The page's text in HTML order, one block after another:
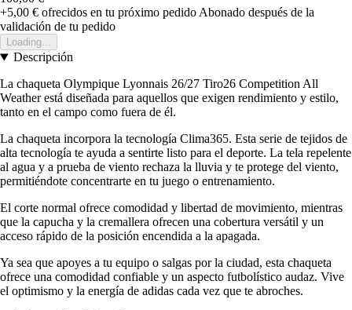
+5,00 € ofrecidos en tu próximo pedido Abonado después de la
validación de tu pedido
Loading...
Descripción
La chaqueta Olympique Lyonnais 26/27 Tiro26 Competition All
Weather está diseñada para aquellos que exigen rendimiento y estilo,
tanto en el campo como fuera de él.
La chaqueta incorpora la tecnología Clima365. Esta serie de tejidos de
alta tecnología te ayuda a sentirte listo para el deporte. La tela repelente
al agua y a prueba de viento rechaza la lluvia y te protege del viento,
permitiéndote concentrarte en tu juego o entrenamiento.
El corte normal ofrece comodidad y libertad de movimiento, mientras
que la capucha y la cremallera ofrecen una cobertura versátil y un
acceso rápido de la posición encendida a la apagada.
Ya sea que apoyes a tu equipo o salgas por la ciudad, esta chaqueta
ofrece una comodidad confiable y un aspecto futbolístico audaz. Vive
el optimismo y la energía de adidas cada vez que te abroches.